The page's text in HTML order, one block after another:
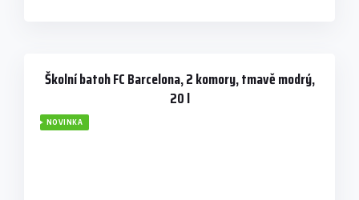
Školní batoh FC Barcelona, 2 komory, tmavě modrý,
20 l
NOVINKA